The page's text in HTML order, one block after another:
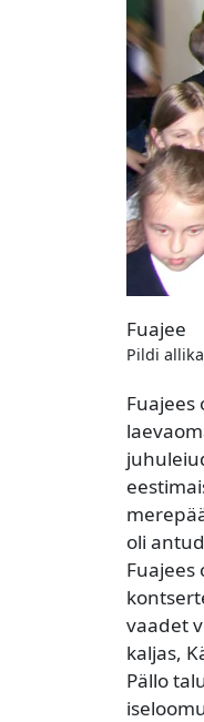
Fuajee
Pildi
oli
vaadet
kaljas,
Pällo